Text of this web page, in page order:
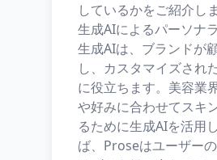
しているかをご紹介しま
生成AIによるパーソナ
生成AIは、ブランドが
し、カスタマイズされ
に役立ちます。美容業
や好みに合わせてスキ
るために生成AIを活用
ば、Proseはユーザー